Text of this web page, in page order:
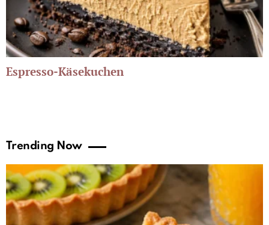
Espresso-Käsekuchen
Trending Now